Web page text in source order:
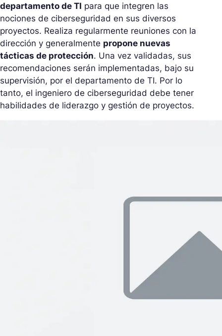
departamento de TI para que integren las
nociones de ciberseguridad en sus diversos
proyectos. Realiza regularmente reuniones con la
dirección y generalmente propone nuevas
tácticas de protección. Una vez validadas, sus
recomendaciones serán implementadas, bajo su
supervisión, por el departamento de TI. Por lo
tanto, el ingeniero de ciberseguridad debe tener
habilidades de liderazgo y gestión de proyectos.